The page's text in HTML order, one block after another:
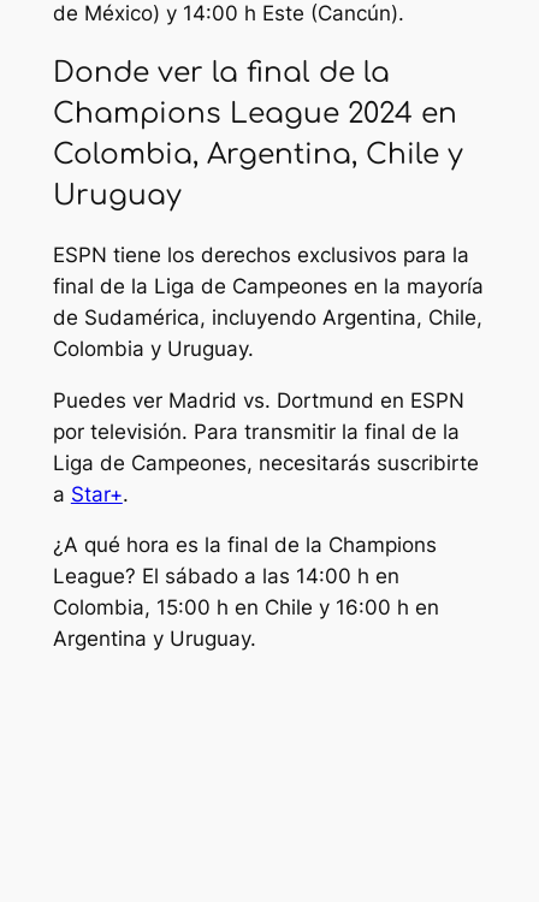
de México) y 14:00 h Este (Cancún).
Donde ver la final de la
Champions League 2024 en
Colombia, Argentina, Chile y
Uruguay
ESPN tiene los derechos exclusivos para la
final de la Liga de Campeones en la mayoría
de Sudamérica, incluyendo Argentina, Chile,
Colombia y Uruguay.
Puedes ver Madrid vs. Dortmund en ESPN
por televisión. Para transmitir la final de la
Liga de Campeones, necesitarás suscribirte
a Star+.
¿A qué hora es la final de la Champions
League? El sábado a las 14:00 h en
Colombia, 15:00 h en Chile y 16:00 h en
Argentina y Uruguay.